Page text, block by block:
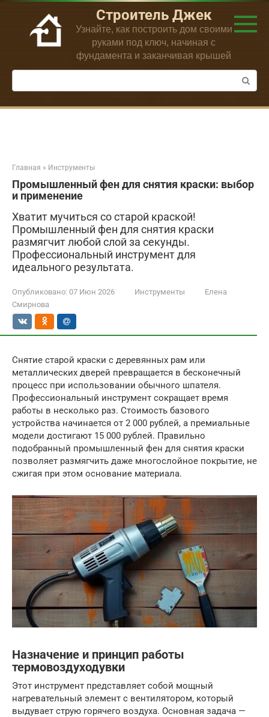
Перейти
контенту
Строитель Джек
Узнайте, как построить дом своими
руками под ключ, начиная с
фундамента и заканчивая крышей
Поиск:
Главная » Инструменты
Промышленный фен для снятия краски: выбор
и применение
Хватит мучиться со старой краской!
Промышленный фен для снятия краски
размягчит любой слой за секунды.
Профессиональный инструмент для
идеального результата.
Опубликовано: 07 Июн 2026 Инструменты
Елена
Смирнова
Снятие старой краски с деревянных рам или
металлических дверей превращается в бесконечный
процесс при использовании обычного шпателя.
Профессиональный инструмент сокращает время
работы в несколько раз. Стоимость базового
устройства начинается от 2 000 рублей, а премиальные
модели достигают 15 000 рублей. Правильно
подобранный промышленный фен для снятия краски
позволяет размягчить даже многослойное покрытие, не
сжигая при этом основание материала.
Назначение и принцип работы
термовоздуходувки
Этот инструмент представляет собой мощный
нагревательный элемент с вентилятором, который
выдувает струю горячего воздуха. Основная задача —